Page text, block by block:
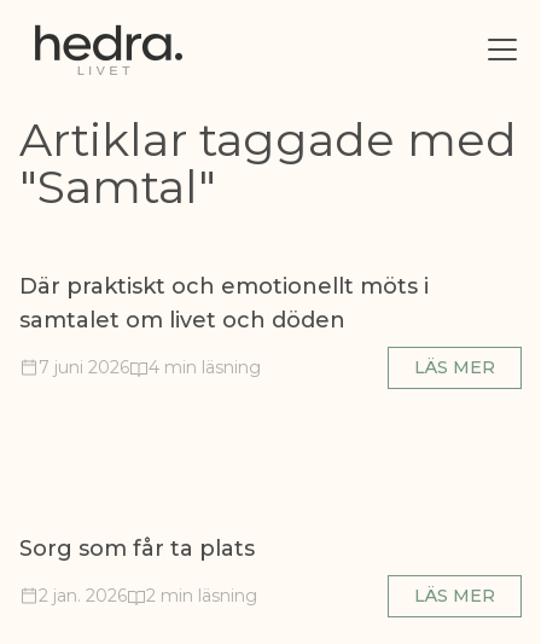
Artiklar taggade med
"Samtal"
Där praktiskt och emotionellt möts i
samtalet om livet och döden
7 juni 2026 4 min läsning LÄS MER
Sorg som får ta plats
2 jan. 2026 2 min läsning LÄS MER